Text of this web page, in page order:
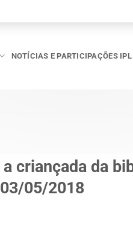
NOTÍCIAS E PARTICIPAÇÕES IPL
criançada da
05/2018